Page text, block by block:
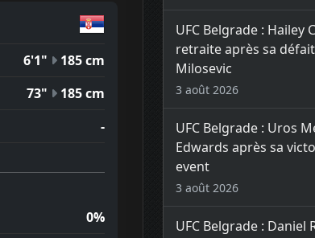
6'1"
185 cm
73"
185 cm
-
0%
UFC Belgrade : Hailey
retraite après sa
Milosevic
3 août 2026
UFC Belgrade : Uros
Edwards après sa
event
3 août 2026
UFC Belgrade : Daniel